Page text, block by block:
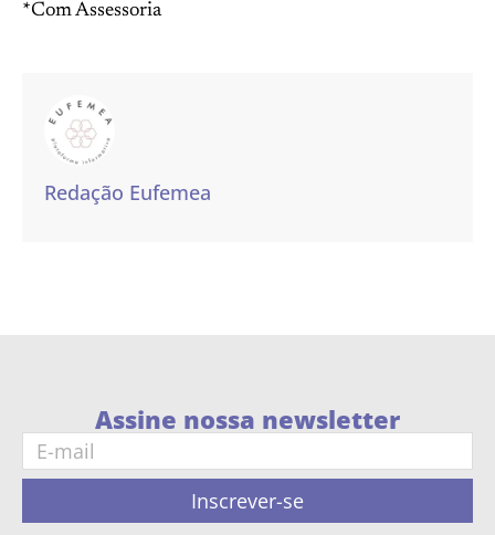
*Com Assessoria
Redação Eufemea
Assine nossa newsletter
Inscrever-se